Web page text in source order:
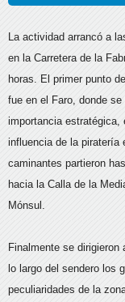
La actividad arrancó a
en la Carretera de la
horas. El primer punto
fue en el Faro, donde
importancia estratégica,
influencia de la piratería
caminantes partieron
hacia la Calla de la
Mónsul.
Finalmente se dirigieron
lo largo del sendero los
peculiaridades de la